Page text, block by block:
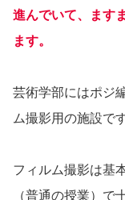
進んでいて、ます
ます。
芸術学部にはポジ
ム撮影用の施設です
フィルム撮影は基
（普通の授業）で